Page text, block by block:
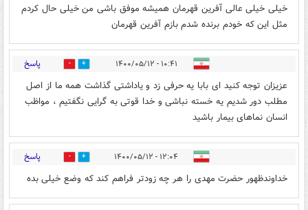
خیلی خیلی عالی آفرین قهرمان همیشه موفق باشی من خیلی حال کردم
مثل این که خودم برنده شدم بازم آفرین قهرمان
۱۰:۴۱ - ۱۴۰۰/۰۵/۱۲ 0 پاسخ
عزیزان توجه کنید ای بابا یه حرفی زد و یاداشتی گذاشت همه ما از اصل
مطلب دور شدیم یه خسته نباشی و خدا قوتی به گرایی نگفتیم ، مواظب
انسان نماهای بیمار باشید
۱۲:۰۴ - ۱۴۰۰/۰۵/۱۲ 0 پاسخ
خداوندظهور حضرت مهدی را هر چه زودتر فراهم کند که وضع خیلی بده